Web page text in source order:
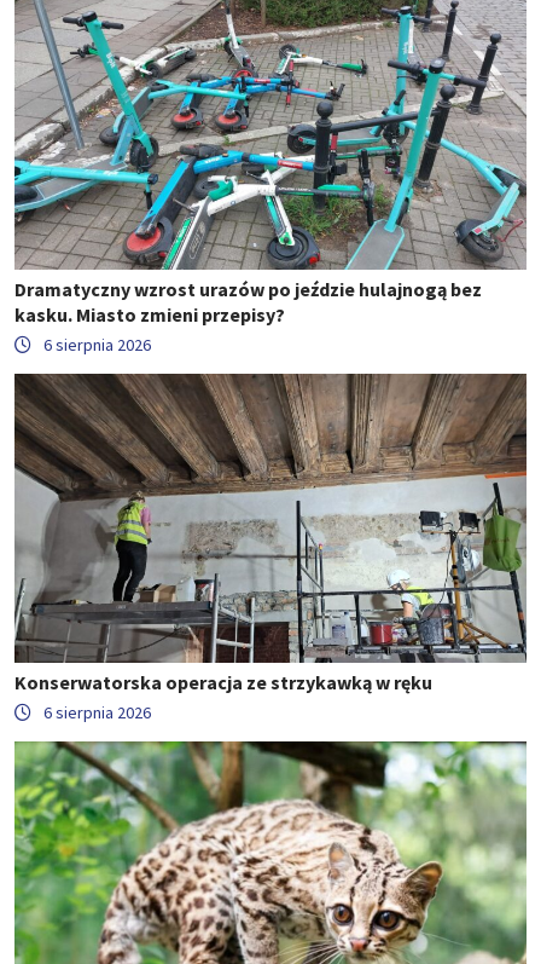
Dramatyczny wzrost urazów po jeździe hulajnogą bez
kasku. Miasto zmieni przepisy?
6 sierpnia 2026
Konserwatorska operacja ze strzykawką w ręku
6 sierpnia 2026